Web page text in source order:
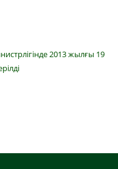
2013 жылғы 19